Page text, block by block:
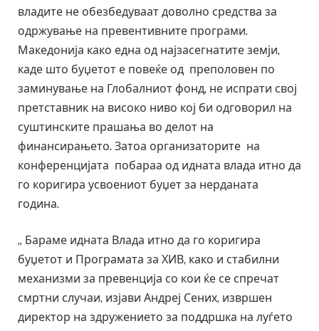
владите не обезбедуваат доволно средства за
одржување на превентивните програми.
Македонија како една од најзасегнатите земји,
каде што буџетот е повеќе од преполовен по
заминување на Глобалниот фонд, не испрати свој
претставник на високо ниво кој би одговорил на
суштинските прашања во делот на
финансирањето. Затоа организаторите на
конференцијата побараа од идната влада итно да
го коригира усвоениот буџет за нерданата
година.
„ Бараме идната Влада итно да го коригира
буџетот и Програмата за ХИВ, како и стабилни
механизми за превенција со кои ќе се спречат
смртни случаи, изјави Андреј Сених, извршен
директор на здружението за поддршка на луѓето